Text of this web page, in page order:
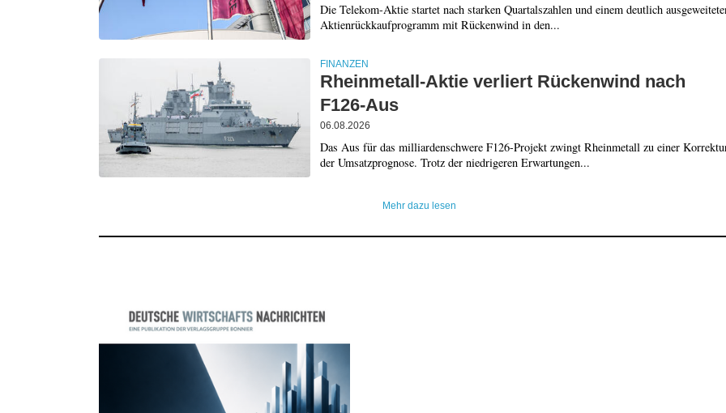
Die Telekom-Aktie startet nach starken Quartalszahlen und einem deutlich
Aktienrückkaufprogramm mit Rückenwind in den...
FINANZEN
Rheinmetall-Aktie verliert Rückenwind nach
F126-Aus
06.08.2026
Das Aus für das milliardenschwere F126-Projekt zwingt Rheinmetall zu einer
der Umsatzprognose. Trotz der niedrigeren Erwartungen...
Mehr dazu lesen